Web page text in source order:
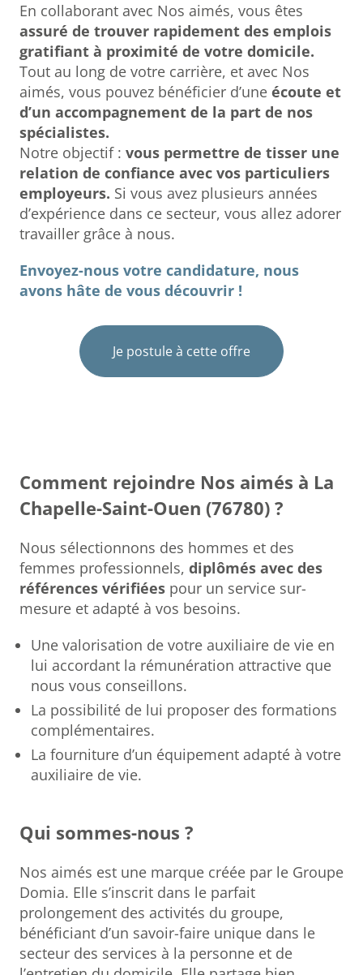
En collaborant avec Nos aimés, vous êtes
assuré de trouver rapidement des emplois
gratifiant à proximité de votre domicile.
Tout au long de votre carrière, et avec Nos
aimés, vous pouvez bénéficier d’une écoute et
d’un accompagnement de la part de nos
spécialistes.
Notre objectif : vous permettre de tisser une
relation de confiance avec vos particuliers
employeurs. Si vous avez plusieurs années
d’expérience dans ce secteur, vous allez adorer
travailler grâce à nous.
Envoyez-nous votre candidature, nous
avons hâte de vous découvrir !
Je postule à cette offre
Comment rejoindre Nos aimés à La
Chapelle-Saint-Ouen (76780) ?
Nous sélectionnons des hommes et des
femmes professionnels, diplômés avec des
références vérifiéespour un service sur-
mesure et adapté à vos besoins.
Une valorisation de votre auxiliaire de vie en
lui accordant la rémunération attractive que
nous vous conseillons.
La possibilité de lui proposer des formations
complémentaires.
La fourniture d’un équipement adapté à votre
auxiliaire de vie.
Qui sommes-nous ?
Nos aimés est une marque créée par le Groupe
Domia. Elle s’inscrit dans le parfait
prolongement des activités du groupe,
bénéficiant d’un savoir-faire unique dans le
secteur des services à la personne et de